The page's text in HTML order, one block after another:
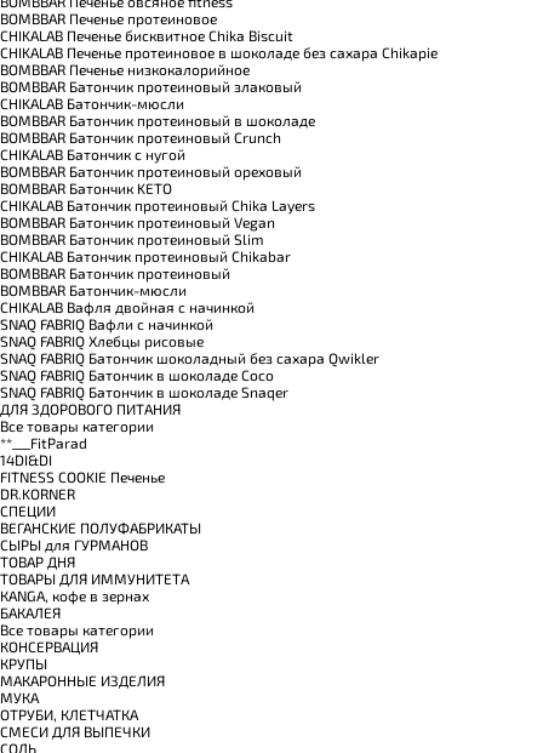
BOMBBAR Печенье протеиновое
CHIKALAB Печенье бисквитное Chika Biscuit
CHIKALAB Печенье протеиновое в шоколаде без сахара Chikapie
BOMBBAR Печенье низкокалорийное
BOMBBAR Батончик протеиновый злаковый
CHIKALAB Батончик-мюсли
BOMBBAR Батончик протеиновый в шоколаде
BOMBBAR Батончик протеиновый Crunch
CHIKALAB Батончик с нугой
BOMBBAR Батончик протеиновый ореховый
BOMBBAR Батончик KETO
CHIKALAB Батончик протеиновый Chika Layers
BOMBBAR Батончик протеиновый Vegan
BOMBBAR Батончик протеиновый Slim
CHIKALAB Батончик протеиновый Chikabar
BOMBBAR Батончик протеиновый
BOMBBAR Батончик-мюсли
CHIKALAB Вафля двойная с начинкой
SNAQ FABRIQ Вафли с начинкой
SNAQ FABRIQ Хлебцы рисовые
SNAQ FABRIQ Батончик шоколадный без сахара Qwikler
SNAQ FABRIQ Батончик в шоколаде Coco
SNAQ FABRIQ Батончик в шоколаде Snaqer
ДЛЯ ЗДОРОВОГО ПИТАНИЯ
Все товары категории
**___FitParad
14DI&DI
FITNESS COOKIE Печенье
DR.KORNER
СПЕЦИИ
ВЕГАНСКИЕ ПОЛУФАБРИКАТЫ
СЫРЫ для ГУРМАНОВ
TОВАР ДНЯ
TОВАРЫ ДЛЯ ИММУНИТЕТА
КANGA, кофе в зернах
БАКАЛЕЯ
Все товары категории
КОНСЕРВАЦИЯ
КРУПЫ
МАКАРОННЫЕ ИЗДЕЛИЯ
МУКА
ОТРУБИ, КЛЕТЧАТКА
СМЕСИ ДЛЯ ВЫПЕЧКИ
СОЛЬ